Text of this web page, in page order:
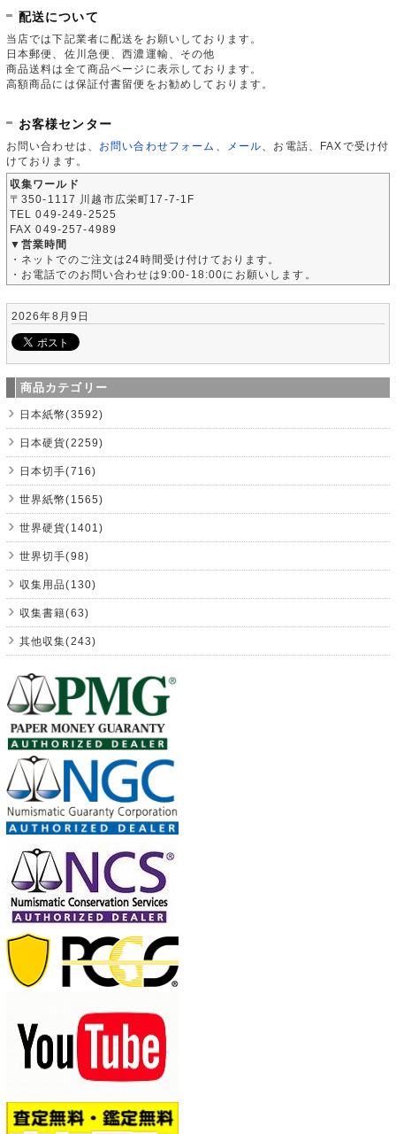
配送について
当店では下記業者に配送をお願いしております。
日本郵便、佐川急便、西濃運輸、その他
商品送料は全て商品ページに表示しております。
高額商品には保証付書留便をお勧めしております。
お客様センター
お問い合わせは、 お問い合わせフォーム メール 、お電話、FAXで受け付
けております。
収集ワールド
〒350-1117 川越市広栄町17-7-1F
TEL 049-249-2525
FAX 049-257-4989
▼営業時間
・ネットでのご注文は24時間受け付けております。
・お電話でのお問い合わせは9:00-18:00にお願いします。
2026年8月9日
商品カテゴリー
日本紙幣(3592)
日本硬貨(2259)
日本切手(716)
世界紙幣(1565)
世界硬貨(1401)
世界切手(98)
収集用品(130)
収集書籍(63)
其他収集(243)